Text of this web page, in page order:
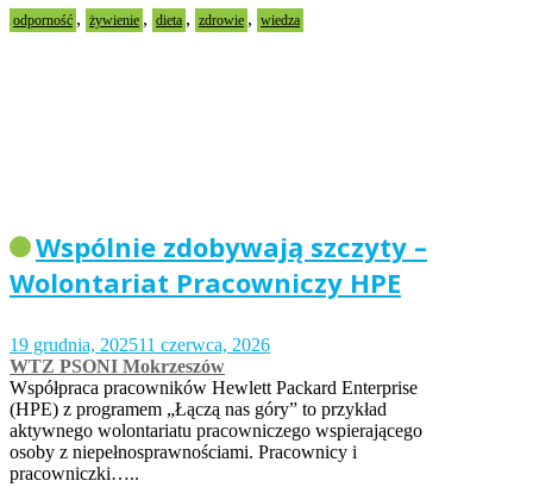
odporność , żywienie , dieta , zdrowie , wiedza
Wspólnie zdobywają szczyty –
Wolontariat Pracowniczy HPE
19 grudnia, 202511 czerwca, 2026
WTZ PSONI Mokrzeszów
Współpraca pracowników Hewlett Packard Enterprise
(HPE) z programem „Łączą nas góry” to przykład
aktywnego wolontariatu pracowniczego wspierającego
osoby z niepełnosprawnościami. Pracownicy i
pracowniczki…..